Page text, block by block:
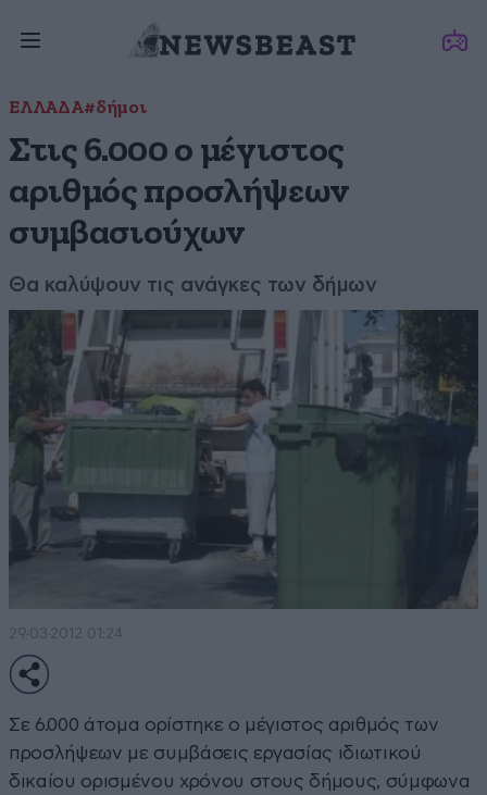
ΕΛΛΑΔΑ#δήμοι
Στις 6.000 ο μέγιστος
αριθμός προσλήψεων
συμβασιούχων
Θα καλύψουν τις ανάγκες των δήμων
29·03·2012 01:24
Σε 6.000 άτομα ορίστηκε ο μέγιστος αριθμός των
προσλήψεων με συμβάσεις εργασίας ιδιωτικού
δικαίου ορισμένου χρόνου στους δήμους, σύμφωνα